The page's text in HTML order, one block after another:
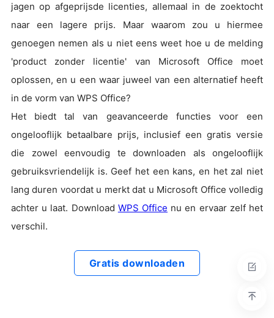
jagen op afgeprijsde licenties, allemaal in de zoektocht
naar een lagere prijs. Maar waarom zou u hiermee
genoegen nemen als u niet eens weet hoe u de melding
'product zonder licentie' van Microsoft Office moet
oplossen, en u een waar juweel van een alternatief heeft
in de vorm van WPS Office?
Het biedt tal van geavanceerde functies voor een
ongelooflijk betaalbare prijs, inclusief een gratis versie
die zowel eenvoudig te downloaden als ongelooflijk
gebruiksvriendelijk is. Geef het een kans, en het zal niet
lang duren voordat u merkt dat u Microsoft Office volledig
achter u laat. Download WPS Office nu en ervaar zelf het
verschil.
Gratis downloaden